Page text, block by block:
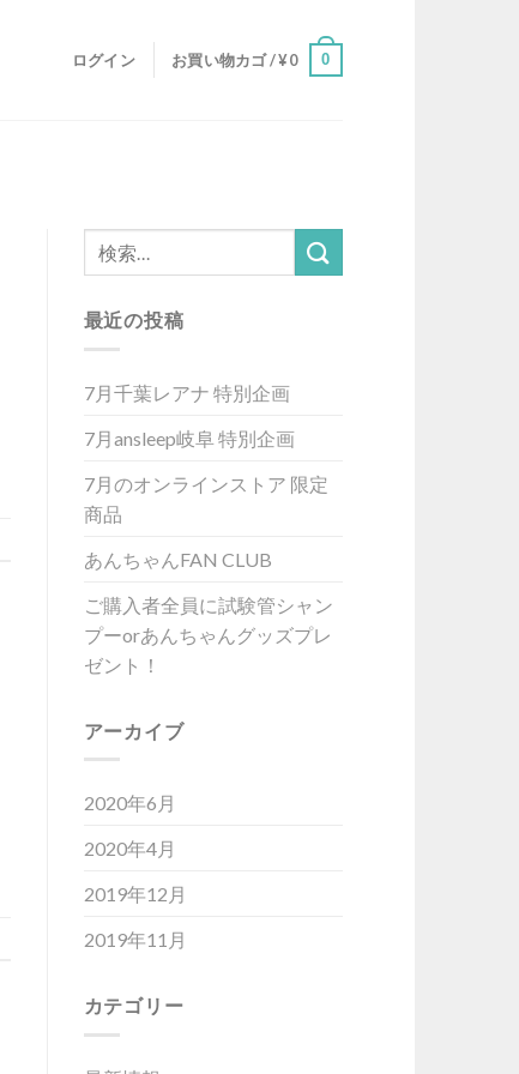
ログイン お買い物カゴ /¥0 0
最近の投稿
7月千葉レアナ 特別企画
7月ansleep岐阜 特別企画
7月のオンラインストア 限定
商品
あんちゃんFAN CLUB
ご購入者全員に試験管シャン
プーorあんちゃんグッズプレ
ゼント！
アーカイブ
2020年6月
2020年4月
2019年12月
2019年11月
カテゴリー